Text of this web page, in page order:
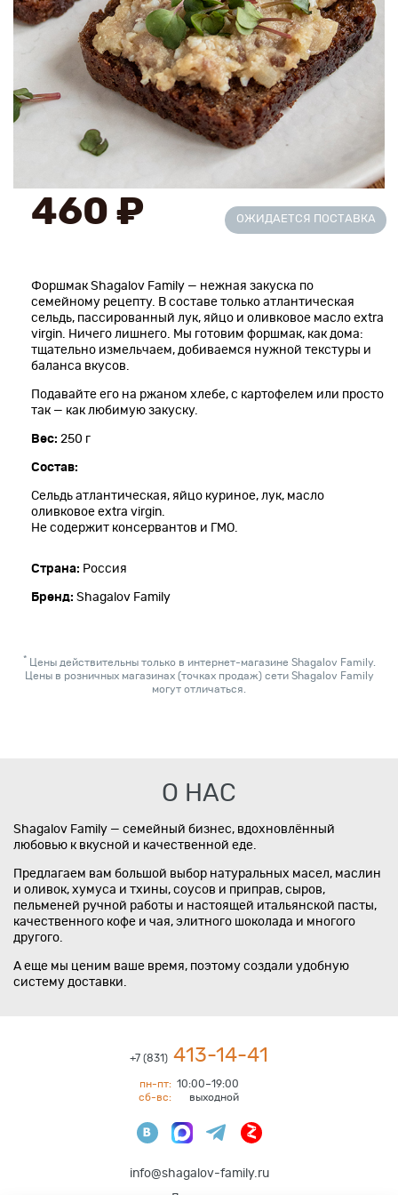
Новинки
Рецепты
Блог
Контакты
460 ₽ ОЖИДАЕТСЯ ПОСТАВКА
Форшмак Shagalov Family — нежная закуска по
семейному рецепту. В составе только атлантическая
сельдь, пассированный лук, яйцо и оливковое масло extra
virgin. Ничего лишнего. Мы готовим форшмак, как дома:
тщательно измельчаем, добиваемся нужной текстуры и
баланса вкусов.
Подавайте его на ржаном хлебе, с картофелем или просто
так — как любимую закуску.
Вес: 250 г
Состав:
Сельдь атлантическая, яйцо куриное, лук, масло
оливковое extra virgin.
Не содержит консервантов и ГМО.
Страна: Россия
Бренд: Shagalov Family
* Цены действительны только в интернет-магазине Shagalov Family.
Цены в розничных магазинах (точках продаж) сети Shagalov Family
могут отличаться.
О НАС
Shagalov Family — семейный бизнес, вдохновлённый
любовью к вкусной и качественной еде.
Предлагаем вам большой выбор натуральных масел, маслин
и оливок, хумуса и тхины, соусов и приправ, сыров,
пельменей ручной работы и настоящей итальянской пасты,
качественного кофе и чая, элитного шоколада и многого
другого.
А еще мы ценим ваше время, поэтому создали удобную
систему доставки.
+7 (831) 413-14-41
пн-пт: 10:00–19:00
сб-вс:
выходной
info@shagalov-family.ru